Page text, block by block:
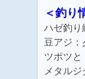
＜釣り
ハゼ釣り
豆アジ：
ツポツと
メタル